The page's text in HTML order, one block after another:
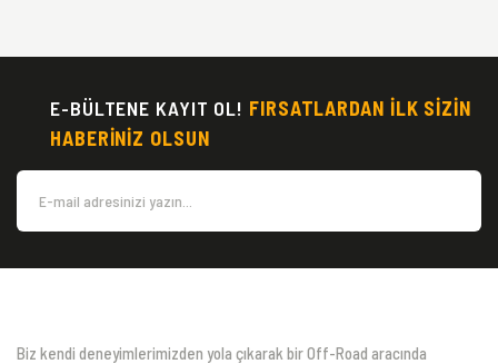
E-BÜLTENE KAYIT OL! FIRSATLARDAN İLK SİZİN
HABERİNİZ OLSUN
Biz kendi deneyimlerimizden yola çıkarak bir Off-Road aracında